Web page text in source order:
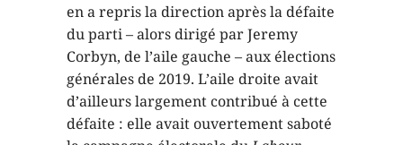
en a repris la direction après la défaite
du parti – alors dirigé par Jeremy
Corbyn, de l’aile gauche – aux élections
générales de 2019. L’aile droite avait
d’ailleurs largement contribué à cette
défaite : elle avait ouvertement saboté